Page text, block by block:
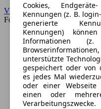
VW
Forum
Cookies,
Kennungen (z. B.
generierte
Kennungen)
Informationen
unterstützte
gespeichert oder von
es jedes Mal
oder einer
einen oder
Verarbeitungszwecke.